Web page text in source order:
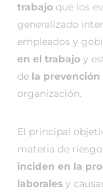
trabajo que los
generalizado
empleados y
en el trabajo y
de la
organización.
El principal
materia de
inciden en la
laborales y